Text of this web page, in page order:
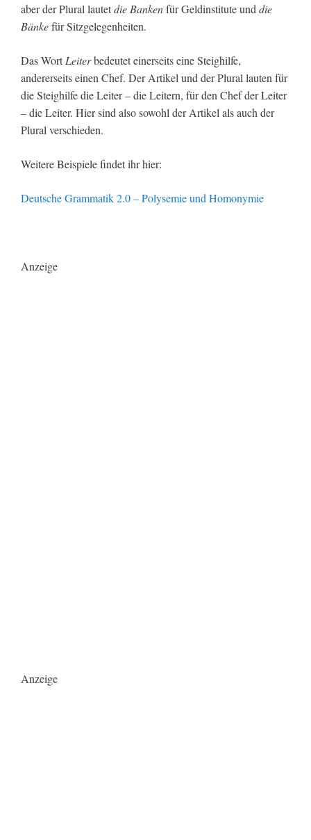
aber der Plural lautetdie Bankenfür Geldinstitute und die
Bänkefür Sitzgelegenheiten.
Das Wort Leiterbedeutet einerseits eine Steighilfe,
andererseits einen Chef. Der Artikel und der Plural lauten für
die Steighilfe die Leiter – die Leitern, für den Chef der Leiter
– die Leiter. Hier sind also sowohl der Artikel als auch der
Plural verschieden.
Weitere Beispiele findet ihr hier:
Deutsche Grammatik 2.0 – Polysemie und Homonymie
Anzeige
Anzeige